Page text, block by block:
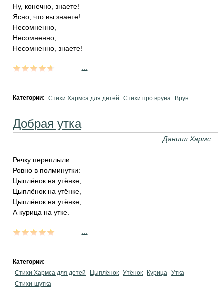
Ну, конечно, знаете!
Ясно, что вы знаете!
Несомненно,
Несомненно,
Несомненно, знаете!
Категории: Стихи Хармса для детей Стихи про вруна Врун
Добрая утка
Даниил Хармс
Речкy переплыли
Ровно в полминyтки:
Цыплёнок на yтёнке,
Цыплёнок на yтёнке,
Цыплёнок на yтёнке,
А кyрица на yтке.
Категории:
Стихи Хармса для детей
Цыплёнок Утёнок Курица Утка
Стихи-шутка